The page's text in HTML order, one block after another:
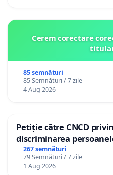
Cerem corectare
85 semnături
85 Semnături / 7 zile
4 Aug 2026
Petiție către CNCD
discriminarea
către utilizatorul TikTok
267 semnături
79 Semnături / 7 zile
1 Aug 2026